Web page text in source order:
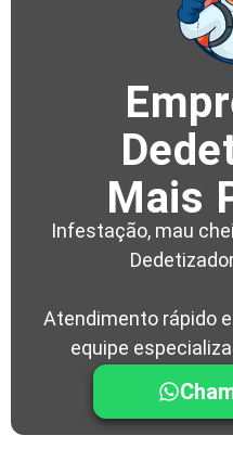
Mais
Infestação, mau
Atendimento rápido
equipe